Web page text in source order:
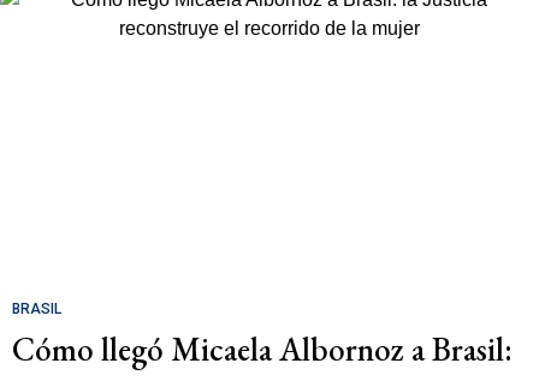
BRASIL
Cómo llegó Micaela Albornoz a Brasil: